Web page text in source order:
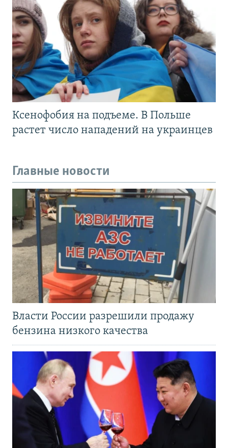
Ксенофобия на подъеме. В Польше
растет число нападений на украинцев
Главные новости
Власти России разрешили продажу
бензина низкого качества